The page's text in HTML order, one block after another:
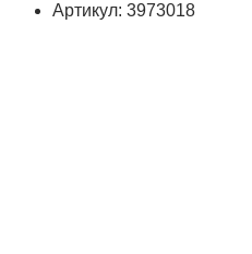
Артикул: 3973018